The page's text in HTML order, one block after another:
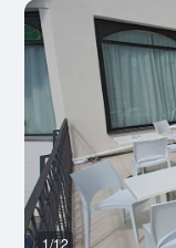
1/12